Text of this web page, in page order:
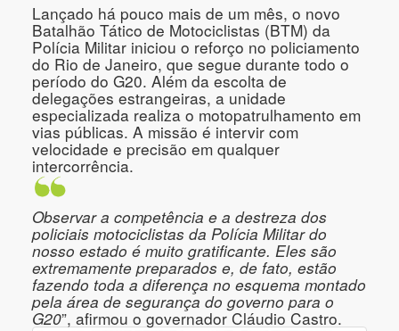
Lançado há pouco mais de um mês, o novo
Batalhão Tático de Motociclistas (BTM) da
Polícia Militar iniciou o reforço no policiamento
do Rio de Janeiro, que segue durante todo o
período do G20. Além da escolta de
delegações estrangeiras, a unidade
especializada realiza o motopatrulhamento em
vias públicas. A missão é intervir com
velocidade e precisão em qualquer
intercorrência.
Observar a competência e a destreza dos
policiais motociclistas da Polícia Militar do
nosso estado é muito gratificante. Eles são
extremamente preparados e, de fato, estão
fazendo toda a diferença no esquema montado
pela área de segurança do governo para o
G20”, afirmou o governador Cláudio Castro.